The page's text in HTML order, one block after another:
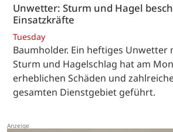
Unwetter: Sturm und Hagel
Einsatzkräfte
Tuesday
Baumholder. Ein heftiges Unwetter
Sturm und Hagelschlag hat am
erheblichen Schäden und
gesamten Dienstgebiet geführt.